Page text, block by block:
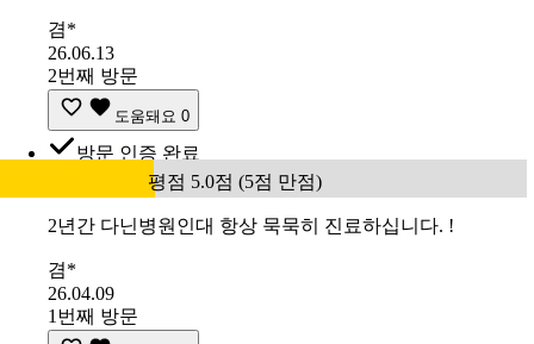
겸*
26.06.13
2번째 방문
도움돼요 0
방문 인증 완료
평점 5.0점 (5점 만점)
2년간 다닌병원인대 항상 묵묵히 진료하십니다. !
겸*
26.04.09
1번째 방문